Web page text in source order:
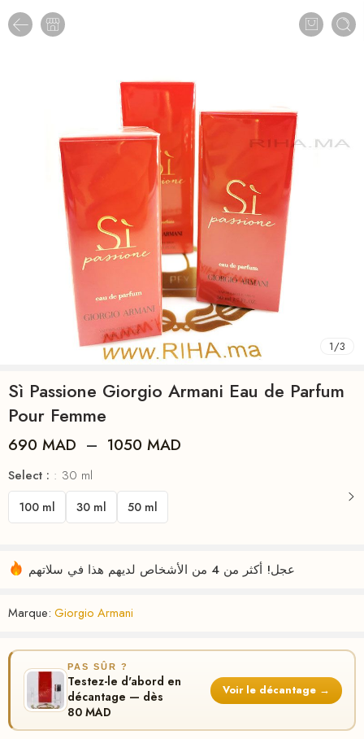
1/3
Sì Passione Giorgio Armani Eau de Parfum
Pour Femme
690 MAD – 1050 MAD
Select : 30 ml
100 ml 30 ml 50 ml
عجل! أكثر من 4 من الأشخاص لديهم هذا في سلاتهم
Marque: Giorgio Armani
PAS SÛR ?
Testez-le d'abord en
décantage — dès
80 MAD
Voir le décantage →